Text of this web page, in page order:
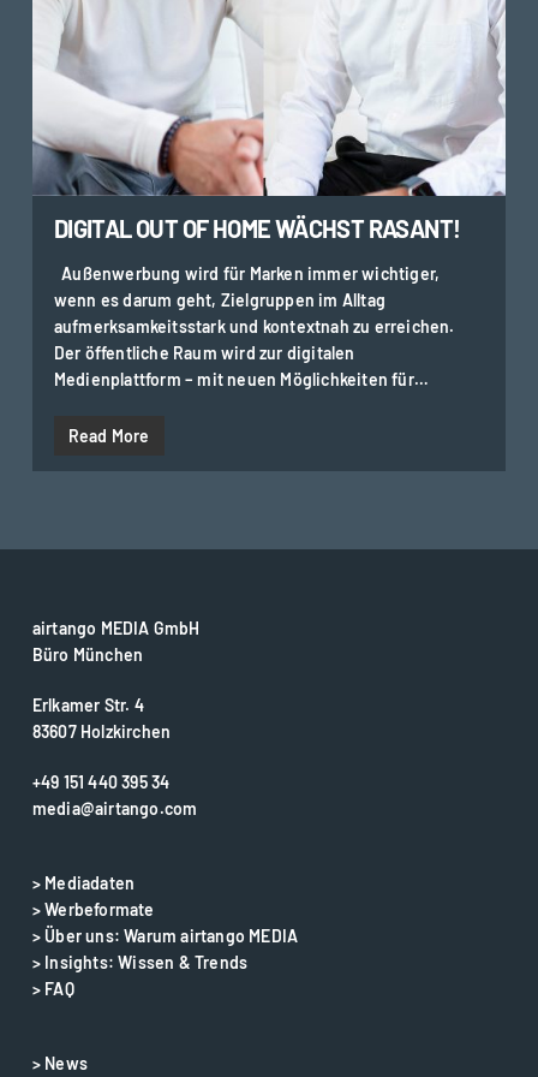
DIGITAL OUT OF HOME WÄCHST RASANT!
Außenwerbung wird für Marken immer wichtiger,
wenn es darum geht, Zielgruppen im Alltag
aufmerksamkeitsstark und kontextnah zu erreichen.
Der öffentliche Raum wird zur digitalen
Medienplattform – mit neuen Möglichkeiten für…
Read More
airtango MEDIA GmbH
Büro München
Erlkamer Str. 4
83607 Holzkirchen
+49 151 440 395 34
media@airtango.com
> Mediadaten
> Werbeformate
> Über uns: Warum airtango MEDIA
> Insights: Wissen & Trends
> FAQ
> News